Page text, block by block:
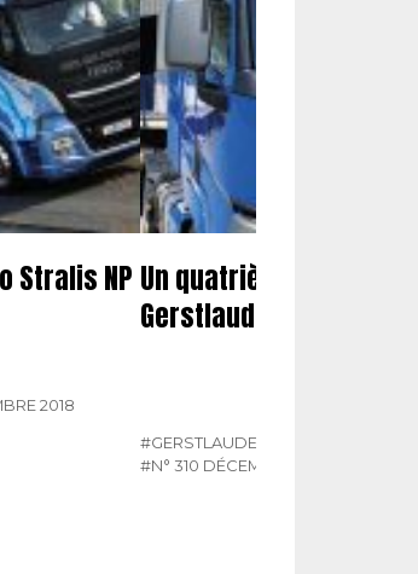
Stralis NP
2018
Un quatrième T 480
Gerstlauder
#GERSTLAUDER
#N° 310 DÉCEMBRE 2018